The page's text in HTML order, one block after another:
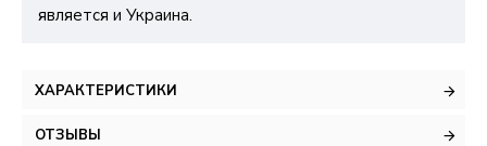
является и Украина.
ХАРАКТЕРИСТИКИ
ОТЗЫВЫ